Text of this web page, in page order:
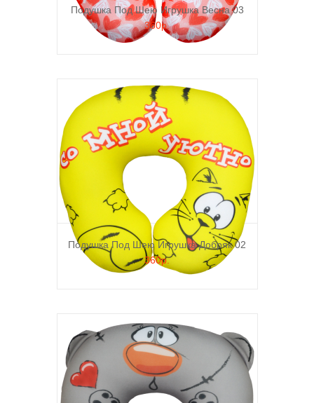
Подушка Под Шею Игрушка Весна 03
360р.
Подушка Под Шею Игрушка Добряк 02
360р.